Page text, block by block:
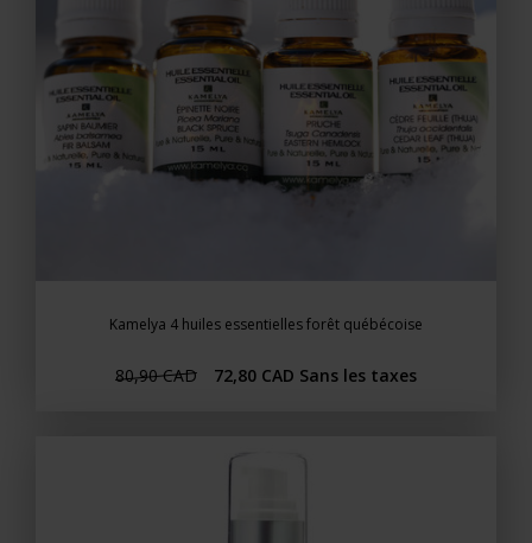
Kamelya 4 huiles essentielles forêt québécoise
80,90 CAD 72,80 CAD Sans les taxes